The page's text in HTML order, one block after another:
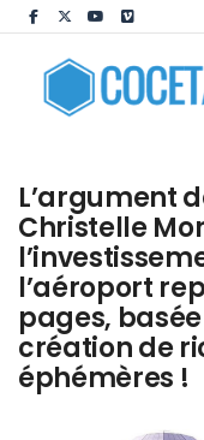
L’argument
Christelle
l’aéroport
pages,
création de
éphémères !